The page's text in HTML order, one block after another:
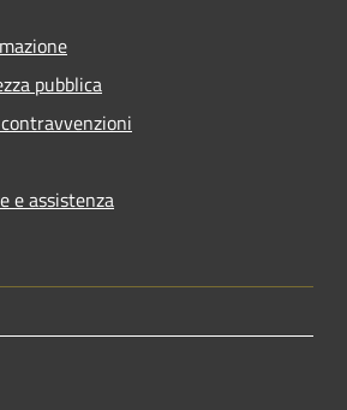
pubblica
e assistenza